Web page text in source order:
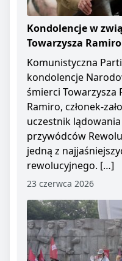
Kondolencje w
Towarzysza
Komunistyczna
kondolencje
śmierci Towarzysza
Ramiro, członek-
uczestnik
przywódców
jedną z
rewolucyjnego. […]
23 czerwca 2026